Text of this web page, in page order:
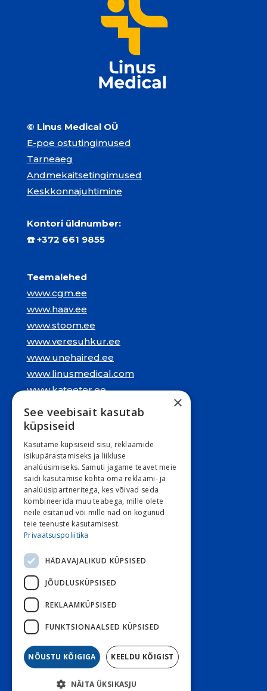
© Linus Medical OÜ
E-poe ostutingimused
Tarneaeg
Andmekaitsetingimused
Keskkonnajuhtimine
Kontori üldnumber:
☎️+372 661 9855
Teemalehed
www.cgm.ee
www.haav.ee
www.stoom.ee
www.veresuhkur.ee
www.unehaired.ee
www.linusmedical.com
www.kateeter.ee
Juriidiline aadress:
Narva mnt. 5, 10117 Tallinn
REG: 11548994
KMKR: EE101263526
Kontori e-post
E 9:00 – 16:30 R 9:00 – 15:30
L ja P suletud
Klienditeenindus
Stoom800 3030
Diabeet800 7070
Diabeet e-post
Stoom e-post
Tagasiside küsitlus!
×
See veebisait kasutab
küpsiseid
Kasutame küpsiseid sisu, reklaamide
isikupärastamiseks ja liikluse
analüüsimiseks. Samuti jagame teavet meie
saidi kasutamise kohta oma reklaami- ja
analüüsipartneritega, kes võivad seda
kombineerida muu teabega, mille olete
neile esitanud või mille nad on kogunud
teie teenuste kasutamisest.
Privaatsuspoliitika
HÄDAVAJALIKUD KÜPSISED
JÕUDLUSKÜPSISED
REKLAAMKÜPSISED
FUNKTSIONAALSED KÜPSISED
NÕUSTU KÕIGIGA KEELDU KÕIGIST
NÄITA ÜKSIKASJU